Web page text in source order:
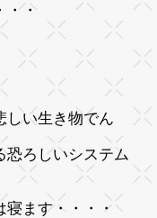
・・
しい生き物でん
恐ろしいシステム
寝ます・・・・